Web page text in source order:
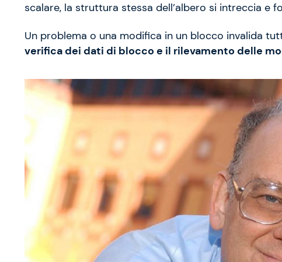
scalare, la struttura stessa dell’albero si intreccia e
Un problema o una modifica in un blocco invalida
verifica dei dati di blocco e il rilevamento delle